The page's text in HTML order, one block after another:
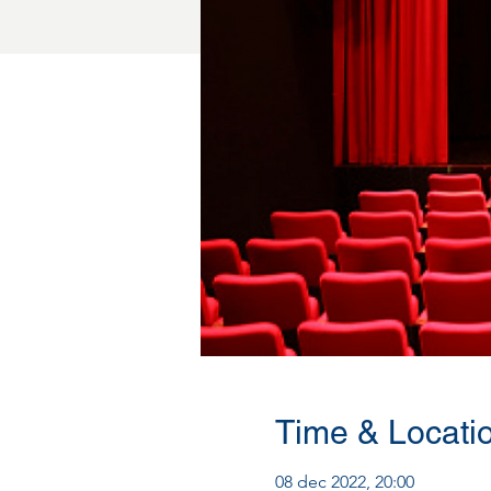
Time &
08 dec 2022, 20:00